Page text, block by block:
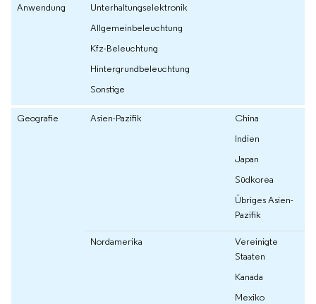
Anwendung
Unterhaltungselektronik
Allgemeinbeleuchtung
Kfz-Beleuchtung
Hintergrundbeleuchtung
Sonstige
Geografie Asien-Pazifik
China
Indien
Japan
Südkorea
Übriges Asien-
Pazifik
Nordamerika
Vereinigte
Staaten
Kanada
Mexiko